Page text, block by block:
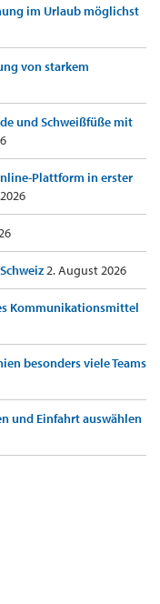
im Urlaub möglichst
von starkem
und Schweißfüße mit
Plattform in erster
2. August 2026
Kommunikationsmittel
besonders viele Teams
und Einfahrt auswählen